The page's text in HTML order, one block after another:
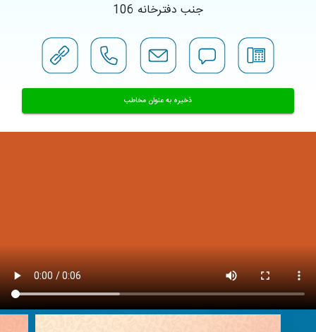
جنب دفترخانه 106
ذخیره به عنوان مخاطب